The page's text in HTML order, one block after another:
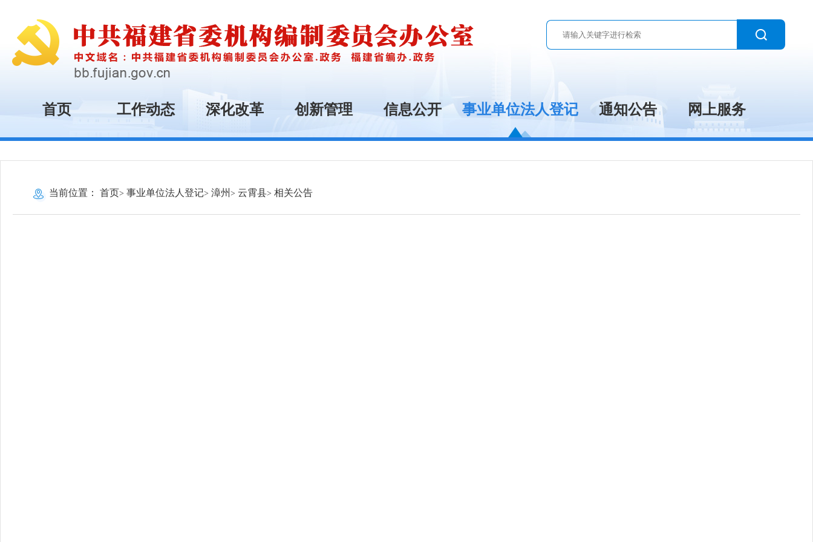
首页 工作动态 深化改革 创新管理 信息公开 事业单位法人登记 通知公告 网上服务
当前位置： 首页 事业单位法人登记 漳州 云霄县 相关公告